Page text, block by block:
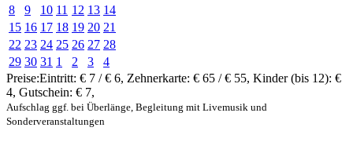
8
9 10 11 12 13 14
15 16 17 18 19 20 21
22 23 24 25 26 27 28
29 30 31 1 2 3
4
Preise:Eintritt: € 7 / € 6, Zehnerkarte: € 65 / € 55, Kinder (bis 12): €
4, Gutschein: € 7,
Aufschlag ggf. bei Überlänge, Begleitung mit Livemusik und
Sonderveranstaltungen